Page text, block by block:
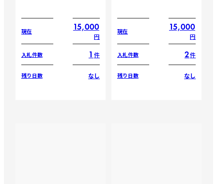
現在 15,000
円
入札件数 1 件
残り日数 なし
現在 15,000
円
入札件数 2件
残り日数 なし